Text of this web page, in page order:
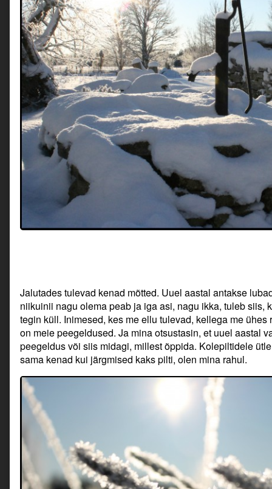
Jalutades tulevad kenad mõtted. Uuel aastal antakse
niikuinii nagu olema peab ja iga asi, nagu ikka, tuleb siis,
tegin küll. Inimesed, kes me ellu tulevad, kellega me
on meie peegeldused. Ja mina otsustasin, et uuel aastal
peegeldus või siis midagi, millest õppida. Kolepiltidele
sama kenad kui järgmised kaks pilti, olen mina rahul.